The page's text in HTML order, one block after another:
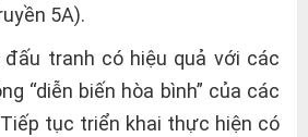
5A).
đấu tranh có hiệu quả với các
“diễn biến hòa bình” của các
tục triển khai thực hiện có